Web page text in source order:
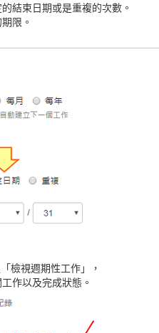
結束日期或是重複的次數。
限。
檢視週期性工作」，
作以及完成狀態。